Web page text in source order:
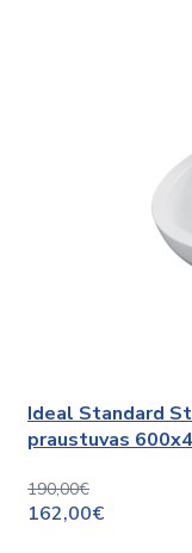
Ideal Standard
praustuvas
190,00€
162,00€